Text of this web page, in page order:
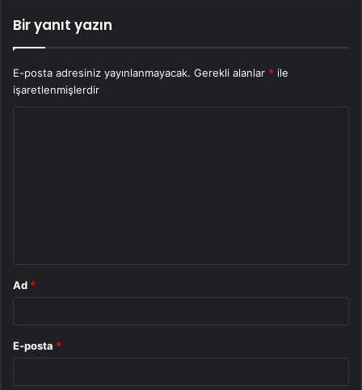
Bir yanıt yazın
E-posta adresiniz yayınlanmayacak. Gerekli alanlar * ile
işaretlenmişlerdir
Ad *
E-posta *